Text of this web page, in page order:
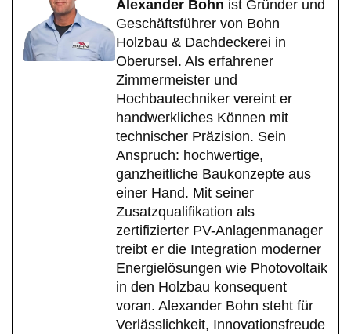
Alexander Bohn ist Gründer und
Geschäftsführer von Bohn
Holzbau & Dachdeckerei in
Oberursel. Als erfahrener
Zimmermeister und
Hochbautechniker vereint er
handwerkliches Können mit
technischer Präzision. Sein
Anspruch: hochwertige,
ganzheitliche Baukonzepte aus
einer Hand. Mit seiner
Zusatzqualifikation als
zertifizierter PV-Anlagenmanager
treibt er die Integration moderner
Energielösungen wie Photovoltaik
in den Holzbau konsequent
voran. Alexander Bohn steht für
Verlässlichkeit, Innovationsfreude